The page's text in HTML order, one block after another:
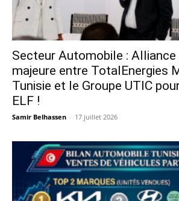
Secteur Automobile :
majeure entre TotalEnergies
Tunisie et le Groupe UTIC
ELF !
Samir Belhassen - 17 juillet 2026